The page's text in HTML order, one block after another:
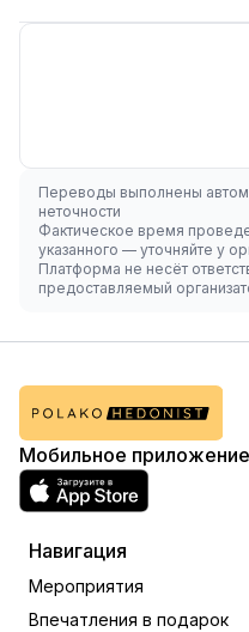
Переводы выполнены
неточности
Фактическое время
указанного — уточняйте у
Платформа не несёт
предоставляемый
Мобильное приложение
Навигация
Мероприятия
Впечатления в подарок